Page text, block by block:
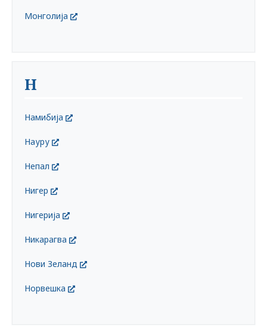
Монголија
Н
Намибија
Науру
Непал
Нигер
Нигерија
Никарагва
Нови Зеланд
Норвешка